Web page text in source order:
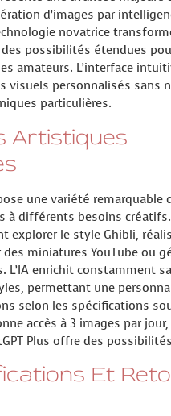
d’images par
novatrice
possibilités étendues
amateurs. L’interface
visuels personnalisés sans
particulières.
Artistiques
une variété remarquable
à différents besoins
explorer le style Ghibli,
miniatures YouTube ou
L’IA enrichit constamment sa
permettant une
selon les spécifications
accès à 3 images par
Plus offre des
Et